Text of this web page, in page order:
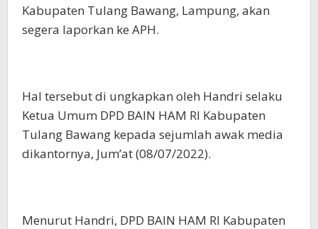
Kabupaten Tulang Bawang, Lampung, akan
segera laporkan ke APH.
Hal tersebut di ungkapkan oleh Handri selaku
Ketua Umum DPD BAIN HAM RI Kabupaten
Tulang Bawang kepada sejumlah awak media
dikantornya, Jum’at (08/07/2022).
Menurut Handri, DPD BAIN HAM RI Kabupaten